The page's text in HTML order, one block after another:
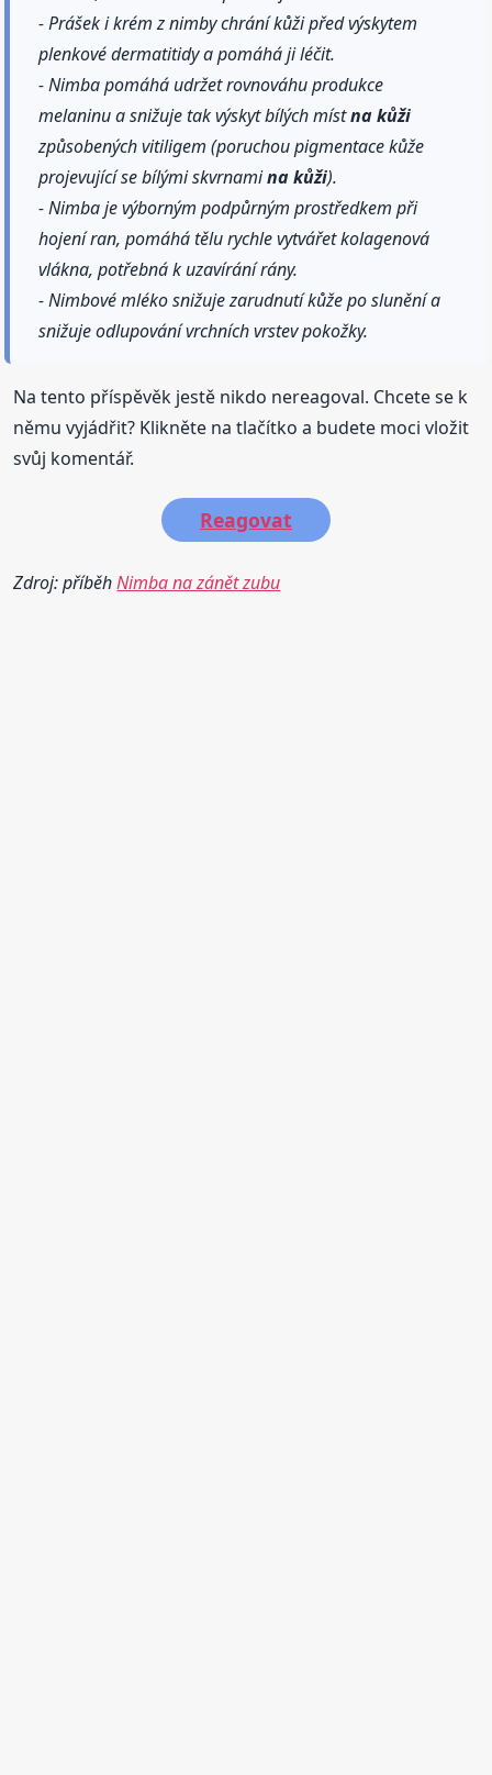
- Prášek i krém z nimby chrání kůži před výskytem
plenkové dermatitidy a pomáhá ji léčit.
- Nimba pomáhá udržet rovnováhu produkce
melaninu a snižuje tak výskyt bílých místna kůži
způsobených vitiligem (poruchou pigmentace kůže
projevující se bílými skvrnamina kůži).
- Nimba je výborným podpůrným prostředkem při
hojení ran, pomáhá tělu rychle vytvářet kolagenová
vlákna, potřebná k uzavírání rány.
- Nimbové mléko snižuje zarudnutí kůže po slunění a
snižuje odlupování vrchních vrstev pokožky.
Na tento příspěvěk jestě nikdo nereagoval. Chcete se k
němu vyjádřit? Klikněte na tlačítko a budete moci vložit
svůj komentář.
Reagovat
Zdroj: příběhNimba na zánět zubu